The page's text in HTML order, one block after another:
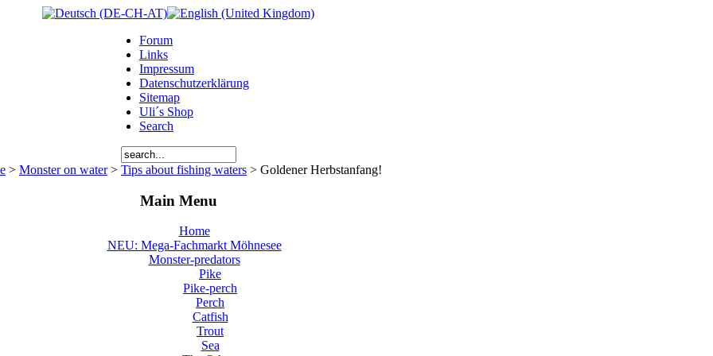
Forum
Links
Impressum
Datenschutzerklärung
Sitemap
Uli´s Shop
Search
> Monster on water> Tips about fishing waters > Goldener Herbstanfang!
Main Menu
Home
NEU: Mega-Fachmarkt Möhnesee
Monster-predators
Pike
Pike-perch
Perch
Catfish
Trout
Sea